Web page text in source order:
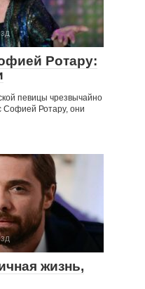
Ротару:
певицы чрезвычайно
Софией Ротару, они
жизнь,